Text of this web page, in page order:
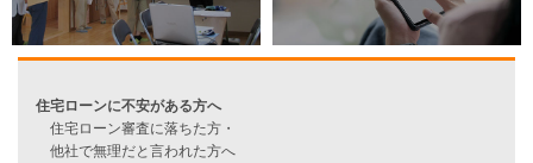
過去のブログ（月別）